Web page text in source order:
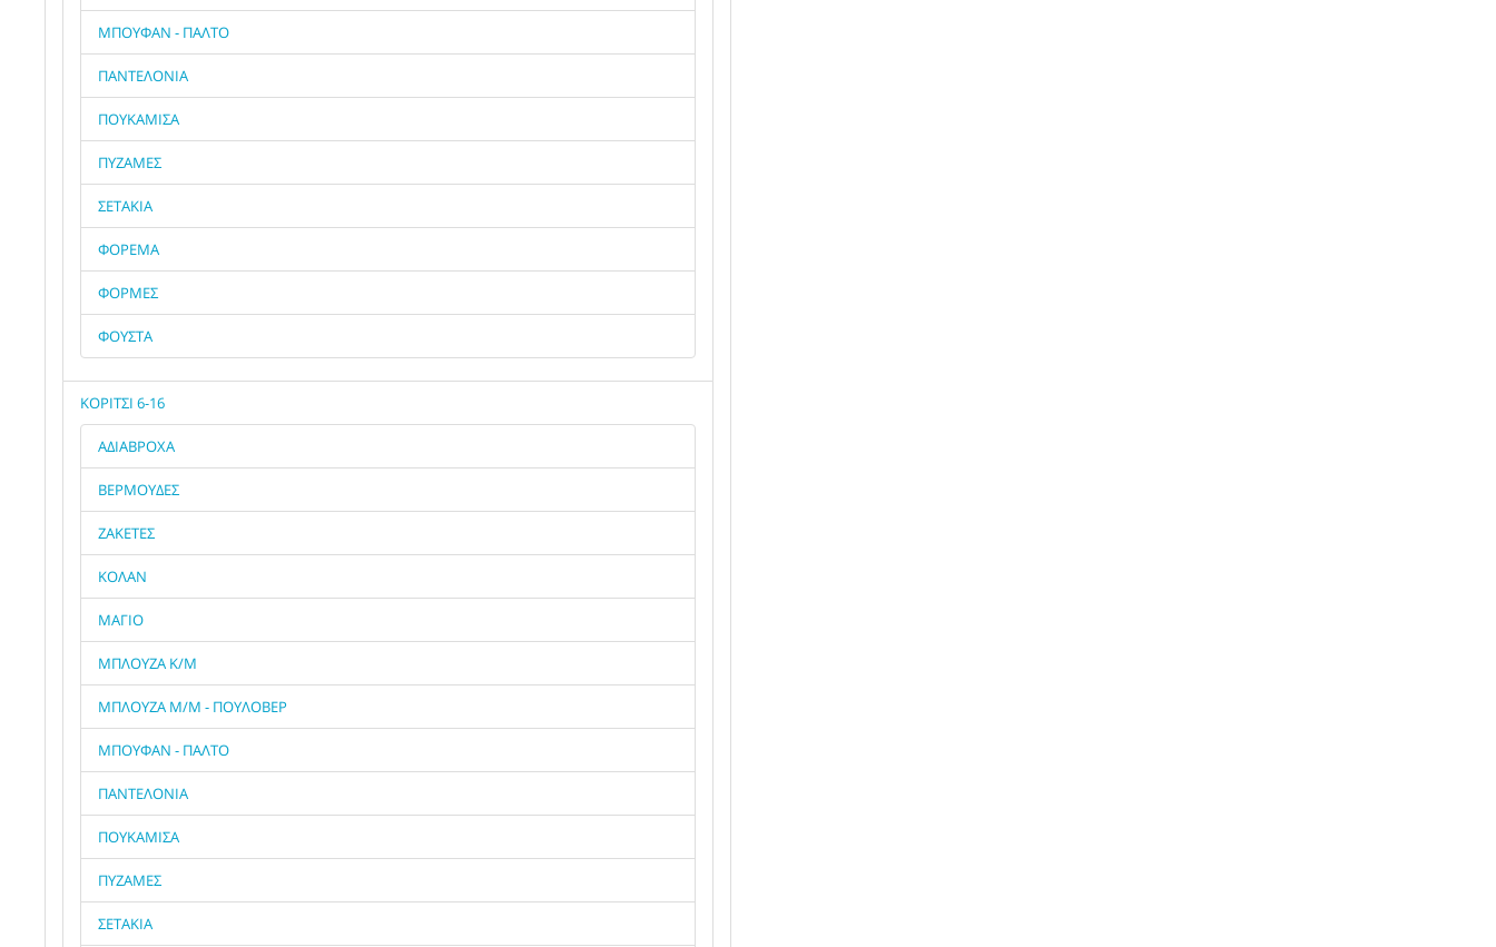
ΜΠΟΥΦΑΝ - ΠΑΛΤΟ
ΠΑΝΤΕΛΟΝΙΑ
ΠΟΥΚΑΜΙΣΑ
ΠΥΖΑΜΕΣ
ΣΕΤΑΚΙΑ
ΦΟΡΕΜΑ
ΦΟΡΜΕΣ
ΦΟΥΣΤΑ
ΚΟΡΙΤΣΙ 6-16
ΑΔΙΑΒΡΟΧΑ
ΒΕΡΜΟΥΔΕΣ
ΖΑΚΕΤΕΣ
ΚΟΛΑΝ
ΜΑΓΙΟ
ΜΠΛΟΥΖΑ Κ/Μ
ΜΠΛΟΥΖΑ Μ/Μ - ΠΟΥΛΟΒΕΡ
ΜΠΟΥΦΑΝ - ΠΑΛΤΟ
ΠΑΝΤΕΛΟΝΙΑ
ΠΟΥΚΑΜΙΣΑ
ΠΥΖΑΜΕΣ
ΣΕΤΑΚΙΑ